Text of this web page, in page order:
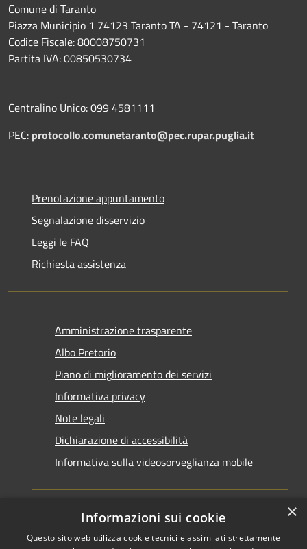
Comune di Taranto
Piazza Municipio 1 74123 Taranto TA - 74121 - Taranto
Codice Fiscale: 80008750731
Partita IVA: 00850530734
Centralino Unico: 099 4581111
PEC: protocollo.comunetaranto@pec.rupar.puglia.it
Prenotazione appuntamento
Segnalazione disservizio
Leggi le FAQ
Richiesta assistenza
Amministrazione trasparente
Albo Pretorio
Piano di miglioramento dei servizi
Informativa privacy
Note legali
Dichiarazione di accessibilità
Informativa sulla videosorveglianza mobile
×
Informazioni sui cookie
Questo sito web utilizza cookie tecnici e assimilati strettamente